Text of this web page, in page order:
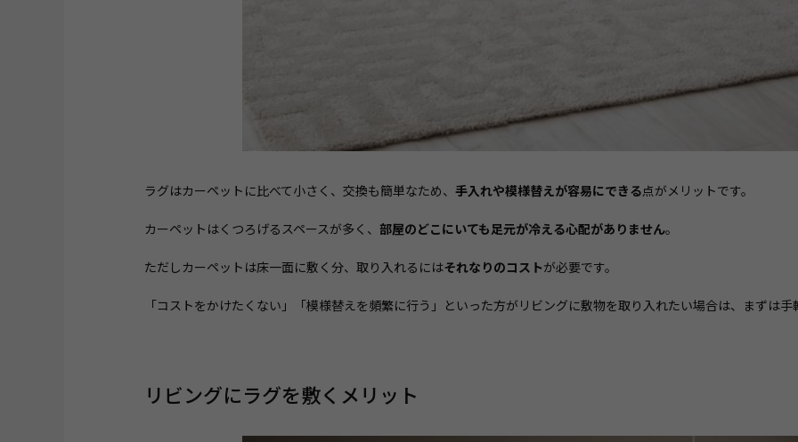
ラグはカーペットに比べて小さく、交換も簡単なため、 手入れや模様替えが容易にできる点がメリットです。
カーペットはくつろげるスペースが多く、 部屋のどこにいても足元が冷える心配がありません。
ただしカーペットは床一面に敷く分、取り入れるにはそれなりのコストが必要です。
「コストをかけたくない」「模様替えを頻繁に行う」といった方がリビングに敷物を取り入れたい場合は、まずは
リビングにラグを敷くメリット